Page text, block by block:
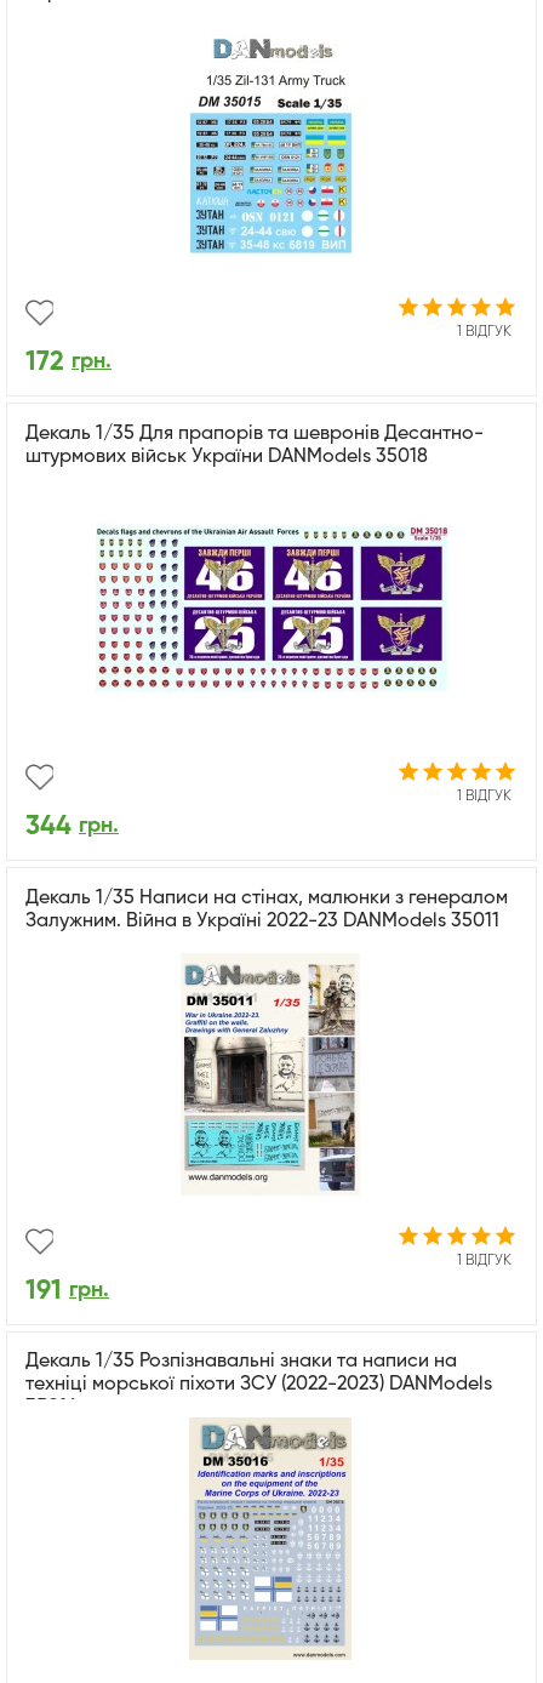
1 ВІДГУК
172 грн.
Декаль 1/35 Для прапорів та шевронів Десантно-
штурмових військ України DANModels 35018
1 ВІДГУК
344 грн.
Декаль 1/35 Написи на стінах, малюнки з генералом
Залужним. Війна в Україні 2022-23 DANModels 35011
1 ВІДГУК
191 грн.
Декаль 1/35 Розпізнавальні знаки та написи на
техніці морської піхоти ЗСУ (2022-2023) DANModels